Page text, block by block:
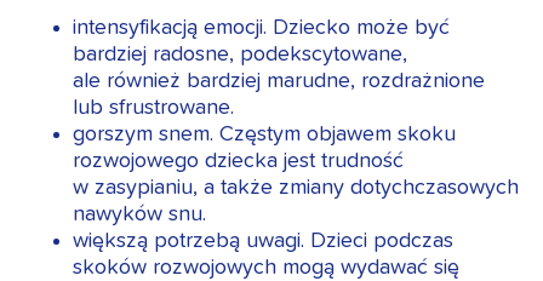
intensyfikacją emocji. Dziecko może być
bardziej radosne, podekscytowane,
ale również bardziej marudne, rozdrażnione
lub sfrustrowane.
gorszym snem. Częstym objawem skoku
rozwojowego dziecka jest trudność
w zasypianiu, a także zmiany dotychczasowych
nawyków snu.
większą potrzebą uwagi. Dzieci podczas
skoków rozwojowych mogą wydawać się